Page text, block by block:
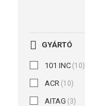
GYÁRTÓ
101 INC (10)
ACR (10)
AITAG (3)